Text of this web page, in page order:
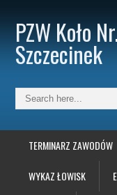
PZW Koło
Szczecinek
TERMINARZ ZAWODÓW
WYKAZ ŁOWISK